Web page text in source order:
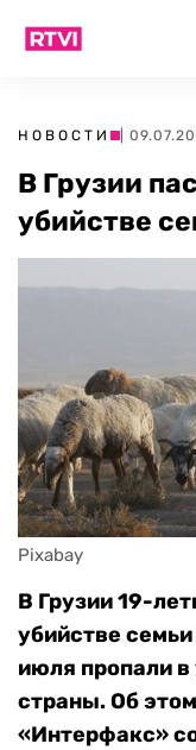
НОВОСТИ |
В Грузии
убийстве
Pixabay
В Грузии 19-
убийстве
июля пропали
страны. Об
«Интерфакс»